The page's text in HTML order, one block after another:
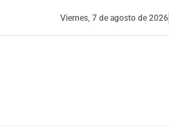
Viernes, 7 de agosto de 2026